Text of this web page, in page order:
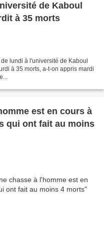
de Kaboul
à 35 morts
lundi à l'université de Kaboul
à 35 morts, a-t-on appris mardi
est en cours à
qui ont fait au moins